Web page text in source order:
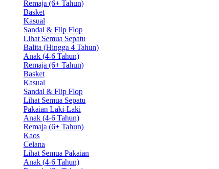
Remaja (6+ Tahun)
Basket
Kasual
Sandal & Flip Flop
Lihat Semua Sepatu
Balita (Hingga 4 Tahun)
Anak (4-6 Tahun)
Remaja (6+ Tahun)
Basket
Kasual
Sandal & Flip Flop
Lihat Semua Sepatu
Pakaian Laki-Laki
Anak (4-6 Tahun)
Remaja (6+ Tahun)
Kaos
Celana
Lihat Semua Pakaian
Anak (4-6 Tahun)